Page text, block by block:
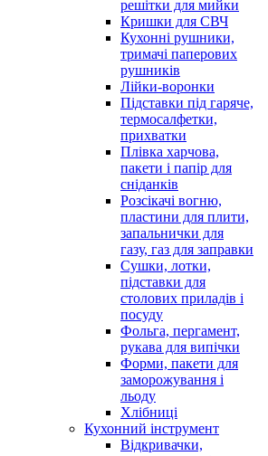
решітки для мийки
Кришки для СВЧ
Кухонні рушники,
тримачі паперових
рушників
Лійки-воронки
Підставки під гаряче,
термосалфетки,
прихватки
Плівка харчова,
пакети і папір для
сніданків
Розсікачі вогню,
пластини для плити,
запальнички для
газу, газ для заправки
Сушки, лотки,
підставки для
столових приладів і
посуду
Фольга, пергамент,
рукава для випічки
Форми, пакети для
заморожування і
льоду
Хлібниці
Кухонний інструмент
Відкривачки,